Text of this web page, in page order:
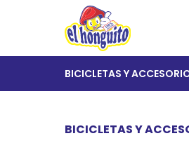
BICICLETAS Y
BICICLETAS Y